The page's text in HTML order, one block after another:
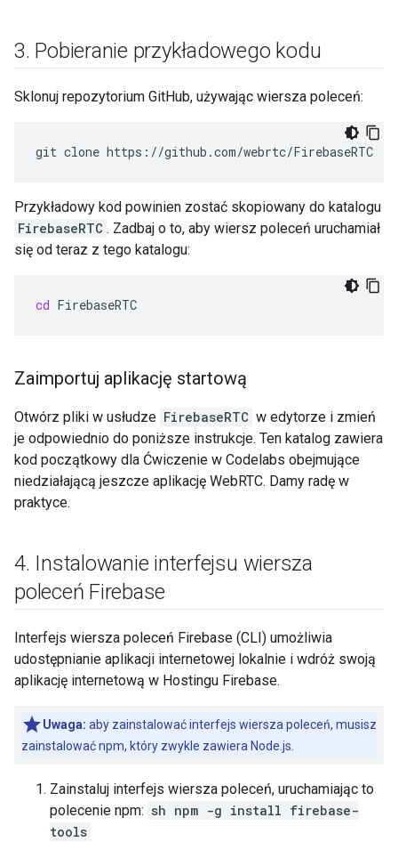
3. Pobieranie przykładowego kodu
Sklonuj repozytorium GitHub, używając wiersza poleceń:
git clone
Przykładowy kod powinien zostać skopiowany do katalogu
FirebaseRTC . Zadbaj o to, aby wiersz poleceń uruchamiał
się od teraz z tego katalogu:
cd
Zaimportuj aplikację startową
Otwórz pliki w usłudze FirebaseRTC w edytorze i zmień
je odpowiednio do poniższe instrukcje. Ten katalog zawiera
kod początkowy dla Ćwiczenie w Codelabs obejmujące
niedziałającą jeszcze aplikację WebRTC. Damy radę w
praktyce.
4. Instalowanie interfejsu wiersza
poleceń Firebase
Interfejs wiersza poleceń Firebase (CLI) umożliwia
udostępnianie aplikacji internetowej lokalnie i wdróż swoją
aplikację internetową w Hostingu Firebase.
Uwaga: aby zainstalować interfejs wiersza poleceń, musisz
zainstalować npm, który zwykle zawiera Node.js.
Zainstaluj interfejs wiersza poleceń, uruchamiając to
polecenie npm: sh npm -g install firebase-
tools